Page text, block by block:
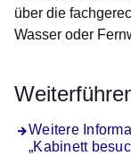
über die
Wasser oder
Weitere
„Kabinett